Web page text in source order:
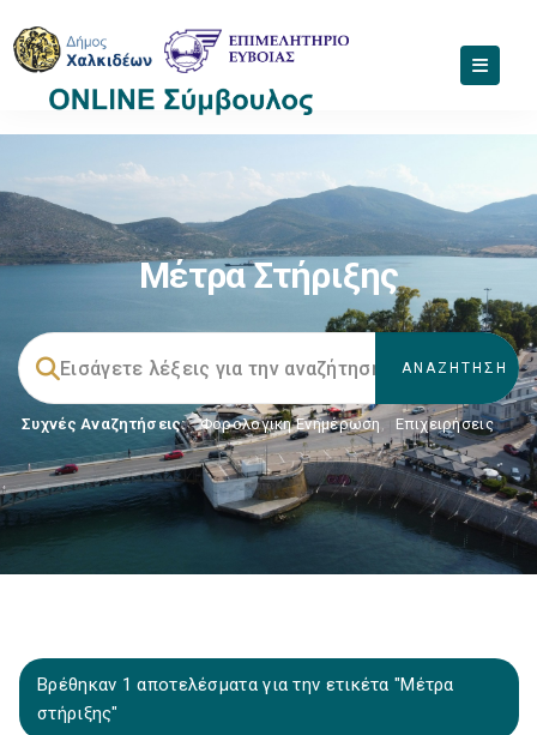
Μέτρα Στήριξης
Συχνές Αναζητήσεις: Φορολογικη Ενημέρωση, Επιχειρήσεις
Βρέθηκαν 1 αποτελέσματα για την ετικέτα "Μέτρα
στήριξης"